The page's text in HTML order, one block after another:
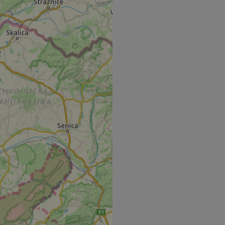
response
traffic is
bots. It is part of
humans and bots.
make valid
and bots.
make valid
use cases after
stickiness
features
by sites
Usually
by the server.
zur
Zwecke zu
Dienst verwendet,
Cookies zu
muss